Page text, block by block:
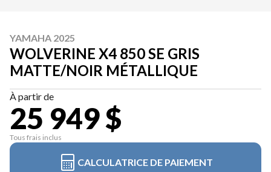
YAMAHA 2025
WOLVERINE X4 850 SE GRIS
MATTE/NOIR MÉTALLIQUE
À partir de
25 949 $
Tous frais inclus
CALCULATRICE DE PAIEMENT